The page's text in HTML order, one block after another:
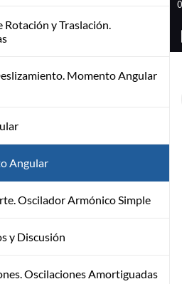
Rotación y Traslación.
Momento Angular
Angular
Oscilador Armónico Simple
y Discusión
Oscilaciones Amortiguadas